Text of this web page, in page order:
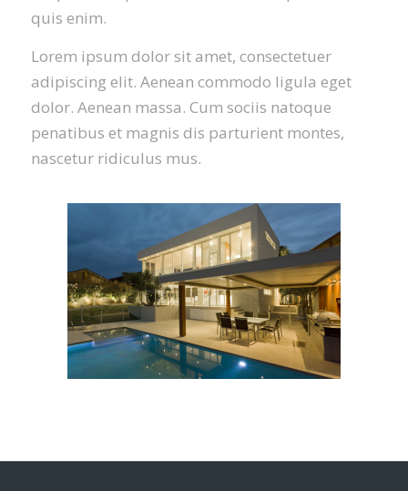
quis enim.
Lorem ipsum dolor sit amet, consectetuer
adipiscing elit. Aenean commodo ligula eget
dolor. Aenean massa. Cum sociis natoque
penatibus et magnis dis parturient montes,
nascetur ridiculus mus.